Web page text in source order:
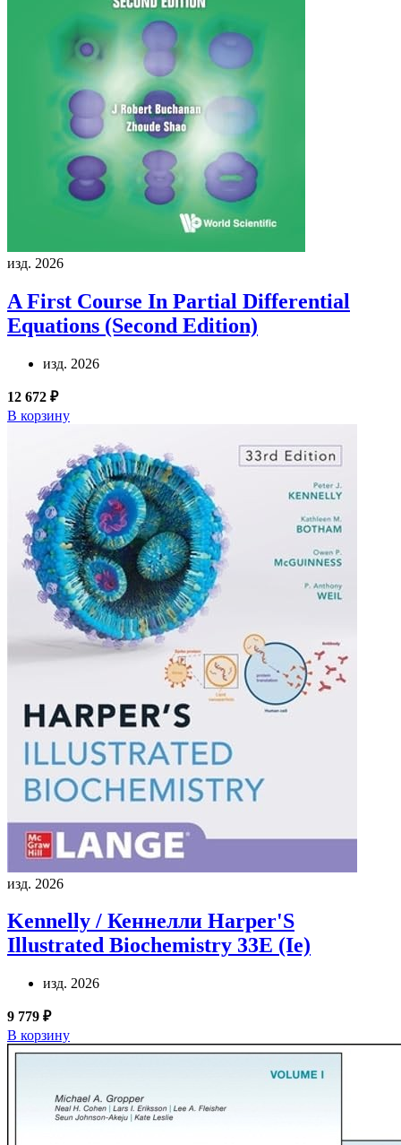
изд. 2026
A First Course In Partial Differential
Equations (Second Edition)
изд. 2026
12 672 ₽
В корзину
изд. 2026
Kennelly / Кеннелли Harper'S
Illustrated Biochemistry 33E (Ie)
изд. 2026
9 779 ₽
В корзину